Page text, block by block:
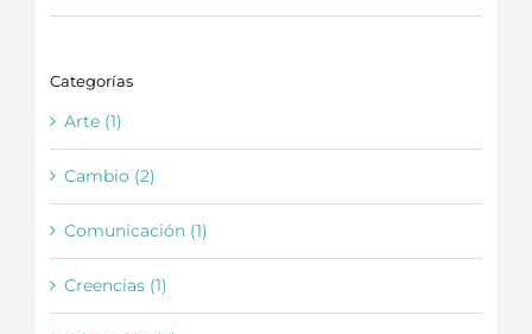
Categorías
Arte (1)
Cambio (2)
Comunicación (1)
Creencias (1)